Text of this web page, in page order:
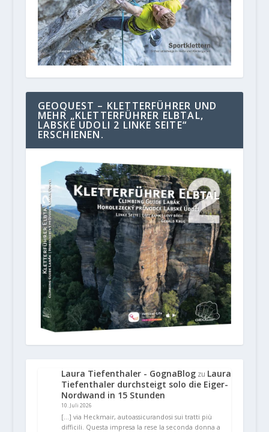
GEOQUEST – KLETTERFÜHRER UND
MEHR „KLETTERFÜHRER ELBTAL,
LABSKE UDOLI 2 LINKE SEITE“
ERSCHIENEN.
Laura Tiefenthaler - GognaBlogzu Laura
Tiefenthaler durchsteigt solo die Eiger-
Nordwand in 15 Stunden
10. Juli 2026
[…] via Heckmair, autoassicurandosi sui tratti più
difficili. Questa impresa la rese la seconda donna a